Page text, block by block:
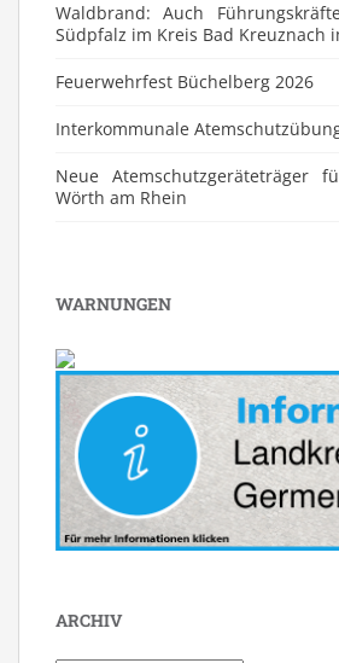
Waldbrand: Auch
Südpfalz im Kreis Bad Kreuznach
Feuerwehrfest Büchelberg 2026
⁠Interkommunale
Neue Atemschutzgeräteträger
Wörth am Rhein
WARNUNGEN
ARCHIV